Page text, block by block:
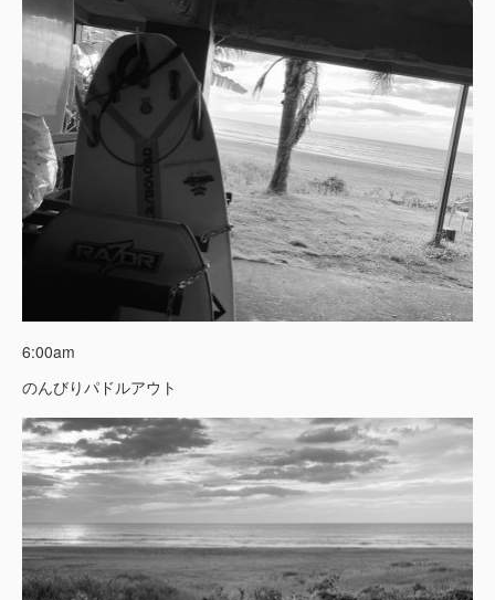
6:00am
のんびりパドルアウト